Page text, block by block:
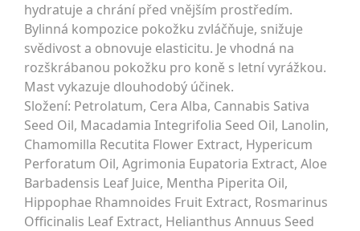
hydratuje a chrání před vnějším prostředím.
Bylinná kompozice pokožku zvláčňuje, snižuje
svědivost a obnovuje elasticitu. Je vhodná na
rozškrábanou pokožku pro koně s letní vyrážkou.
Mast vykazuje dlouhodobý účinek.
Složení: Petrolatum, Cera Alba, Cannabis Sativa
Seed Oil, Macadamia Integrifolia Seed Oil, Lanolin,
Chamomilla Recutita Flower Extract, Hypericum
Perforatum Oil, Agrimonia Eupatoria Extract, Aloe
Barbadensis Leaf Juice, Mentha Piperita Oil,
Hippophae Rhamnoides Fruit Extract, Rosmarinus
Officinalis Leaf Extract, Helianthus Annuus Seed